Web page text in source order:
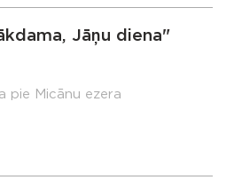
Jāņu diena"
pie Micānu ezera